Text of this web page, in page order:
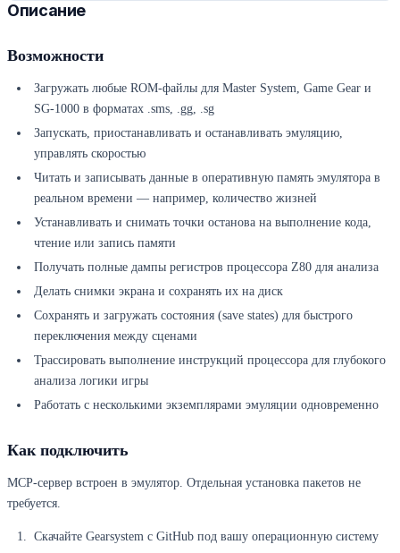
Описание
Возможности
Загружать любые ROM-файлы для Master System, Game Gear и
SG-1000 в форматах .sms, .gg, .sg
Запускать, приостанавливать и останавливать эмуляцию,
управлять скоростью
Читать и записывать данные в оперативную память эмулятора в
реальном времени — например, количество жизней
Устанавливать и снимать точки останова на выполнение кода,
чтение или запись памяти
Получать полные дампы регистров процессора Z80 для анализа
Делать снимки экрана и сохранять их на диск
Сохранять и загружать состояния (save states) для быстрого
переключения между сценами
Трассировать выполнение инструкций процессора для глубокого
анализа логики игры
Работать с несколькими экземплярами эмуляции одновременно
Как подключить
MCP-сервер встроен в эмулятор. Отдельная установка пакетов не
требуется.
Скачайте Gearsystem с GitHub под вашу операционную систему